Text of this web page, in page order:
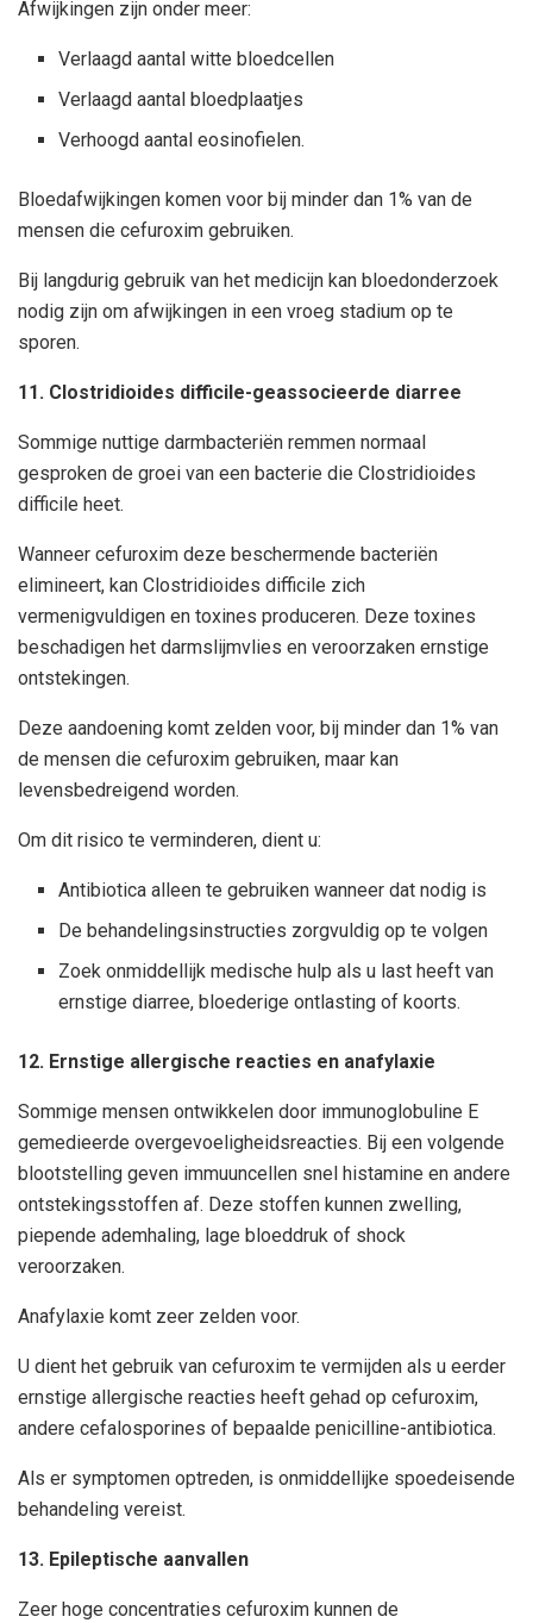
Afwijkingen zijn onder meer:
Verlaagd aantal witte bloedcellen
Verlaagd aantal bloedplaatjes
Verhoogd aantal eosinofielen.
Bloedafwijkingen komen voor bij minder dan 1% van de
mensen die cefuroxim gebruiken.
Bij langdurig gebruik van het medicijn kan bloedonderzoek
nodig zijn om afwijkingen in een vroeg stadium op te
sporen.
11. Clostridioides difficile-geassocieerde diarree
Sommige nuttige darmbacteriën remmen normaal
gesproken de groei van een bacterie die Clostridioides
difficile heet.
Wanneer cefuroxim deze beschermende bacteriën
elimineert, kan Clostridioides difficile zich
vermenigvuldigen en toxines produceren. Deze toxines
beschadigen het darmslijmvlies en veroorzaken ernstige
ontstekingen.
Deze aandoening komt zelden voor, bij minder dan 1% van
de mensen die cefuroxim gebruiken, maar kan
levensbedreigend worden.
Om dit risico te verminderen, dient u:
Antibiotica alleen te gebruiken wanneer dat nodig is
De behandelingsinstructies zorgvuldig op te volgen
Zoek onmiddellijk medische hulp als u last heeft van
ernstige diarree, bloederige ontlasting of koorts.
12. Ernstige allergische reacties en anafylaxie
Sommige mensen ontwikkelen door immunoglobuline E
gemedieerde overgevoeligheidsreacties. Bij een volgende
blootstelling geven immuuncellen snel histamine en andere
ontstekingsstoffen af. Deze stoffen kunnen zwelling,
piepende ademhaling, lage bloeddruk of shock
veroorzaken.
Anafylaxie komt zeer zelden voor.
U dient het gebruik van cefuroxim te vermijden als u eerder
ernstige allergische reacties heeft gehad op cefuroxim,
andere cefalosporines of bepaalde penicilline-antibiotica.
Als er symptomen optreden, is onmiddellijke spoedeisende
behandeling vereist.
13. Epileptische aanvallen
Zeer hoge concentraties cefuroxim kunnen de